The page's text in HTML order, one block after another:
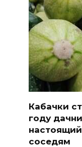
Кабачки
году
соседям